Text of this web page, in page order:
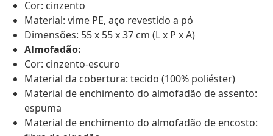
Cor: cinzento
Material: vime PE, aço revestido a pó
Dimensões: 55 x 55 x 37 cm (L x P x A)
Almofadão:
Cor: cinzento-escuro
Material da cobertura: tecido (100% poliéster)
Material de enchimento do almofadão de assento:
espuma
Material de enchimento do almofadão de encosto: